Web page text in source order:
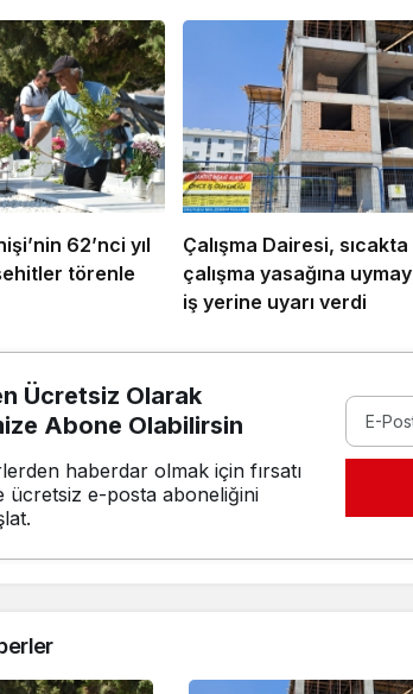
62’nci yıl
törenle
Çalışma Dairesi, sıcakta
çalışma yasağına
iş yerine uyarı verdi
Ücretsiz Olarak
Abone Olabilirsin
haberdar olmak için fırsatı
ücretsiz e-posta aboneliğini